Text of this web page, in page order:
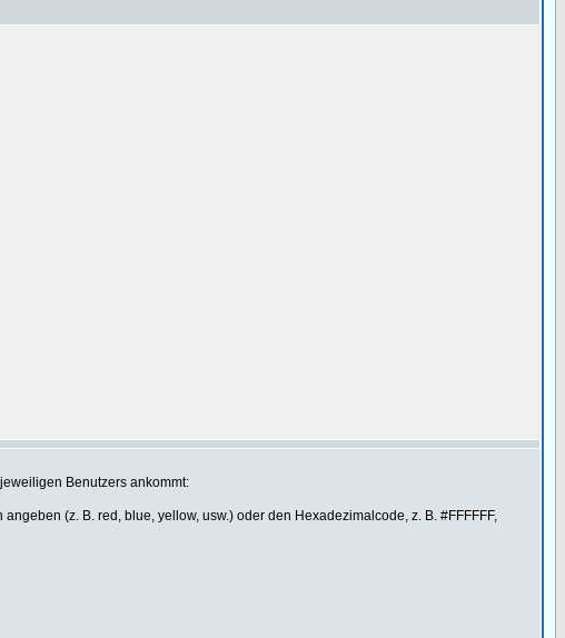
Benutzers ankommt:
(z. B. red, blue, yellow, usw.) oder den Hexadezimalcode, z. B. #FFFFFF,